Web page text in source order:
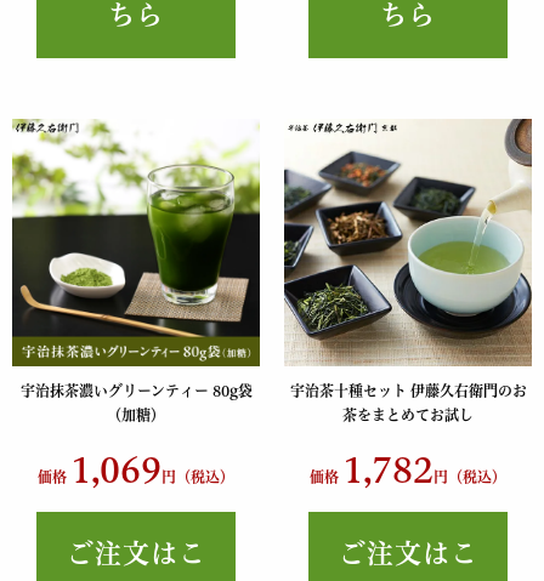
ちら
ちら
宇治抹茶濃いグリーンティー 80g袋
（加糖）
価格 1,069 円（税込）
ご注文はこ
宇治茶十種セット 伊藤久右衛門のお
茶をまとめてお試し
価格 1,782 円（税込）
ご注文はこ